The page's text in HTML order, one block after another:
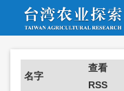
名字
查看
RSS